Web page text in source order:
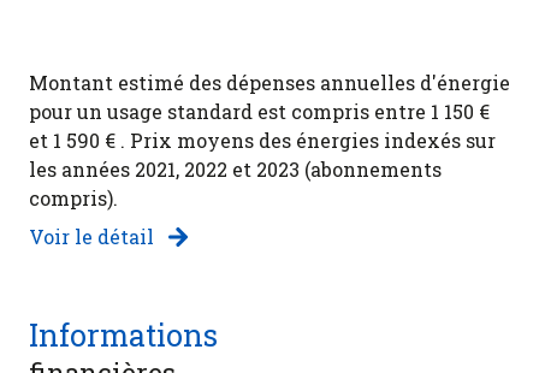
Montant estimé des dépenses annuelles d'énergie
pour un usage standard est compris entre 1 150 €
et 1 590 € . Prix moyens des énergies indexés sur
les années 2021, 2022 et 2023 (abonnements
compris).
Voir le détail
Informations